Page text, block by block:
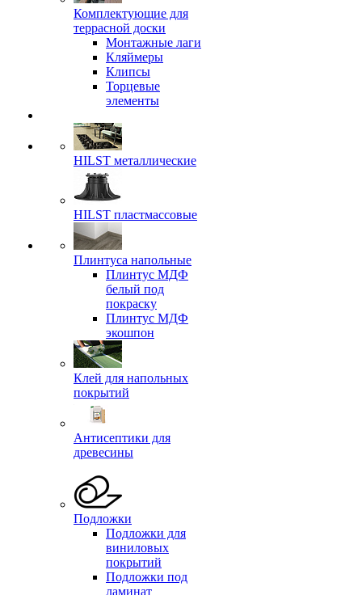
Комплектующие для
террасной доски
Монтажные лаги
Кляймеры
Клипсы
Торцевые
элементы
HILST металлические
HILST пластмассовые
Плинтуса напольные
Плинтус МДФ
белый под
покраску
Плинтус МДФ
экошпон
Клей для напольных
покрытий
Антисептики для
древесины
Подложки
Подложки для
виниловых
покрытий
Подложки под
ламинат